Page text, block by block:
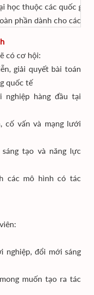
học thuộc các quốc gia
phần dành cho các
có cơ hội:
giải quyết bài toán
quốc tế
nghiệp hàng đầu tại
cố vấn và mạng lưới
tạo và năng lực
các mô hình có tác
nghiệp, đổi mới sáng
muốn tạo ra tác